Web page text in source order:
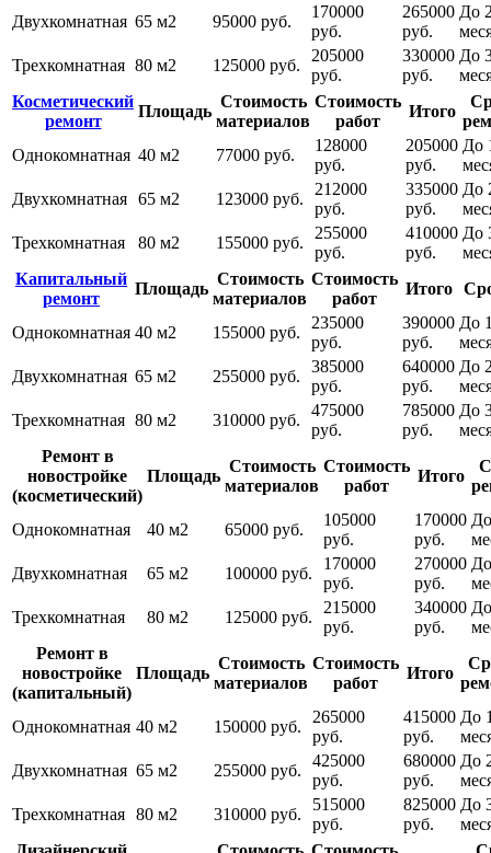
Двухкомнатная 65 м2 95000 руб.
170000
руб.
265000
руб.
До
Трехкомнатная 80 м2 125000 руб.
205000
руб.
330000
руб.
До
Косметический
ремонт
Площадь
Стоимость
материалов
Стоимость
работ
Итого
Однокомнатная 40 м2 77000 руб.
128000
руб.
205000
руб.
До
Двухкомнатная 65 м2 123000 руб.
212000
руб.
335000
руб.
До
Трехкомнатная
80 м2 155000 руб.
255000
руб.
410000
руб.
До
Капитальный
ремонт
Площадь
Стоимость
материалов
Стоимость
работ
Итого
Однокомнатная 40 м2 155000 руб.
235000
руб.
390000
руб.
До
Двухкомнатная 65 м2 255000 руб.
385000
руб.
640000
руб.
До
Трехкомнатная 80 м2 310000 руб.
475000
руб.
785000
руб.
До
Ремонт в
новостройке
(косметический)
Площадь
Стоимость
материалов
Стоимость
работ
Итого
Однокомнатная 40 м2 65000 руб.
105000
руб.
170000
руб.
Двухкомнатная
65 м2 100000 руб.
170000
руб.
270000
руб.
Трехкомнатная
80 м2 125000 руб.
215000
руб.
340000
руб.
Ремонт в
новостройке
(капитальный)
Площадь
Стоимость
материалов
Стоимость
работ
Итого
Однокомнатная 40 м2 150000 руб.
265000
руб.
415000
руб.
До
Двухкомнатная 65 м2 255000 руб.
425000
руб.
680000
руб.
До
Трехкомнатная 80 м2 310000 руб.
515000
руб.
825000
руб.
До